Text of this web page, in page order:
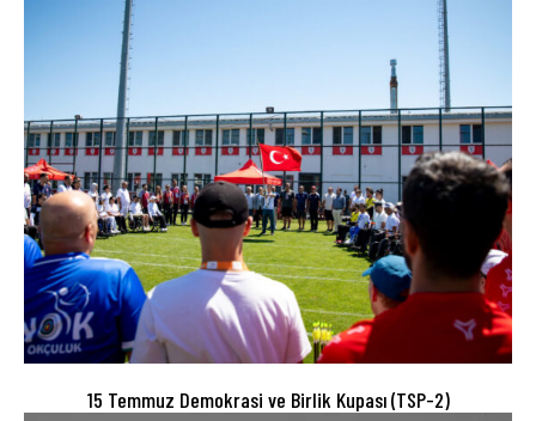
15 Temmuz Demokrasi ve Birlik Kupası (TSP-2)